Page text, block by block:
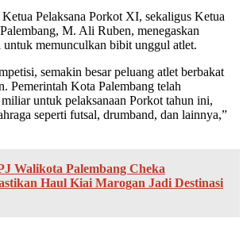
Pelaksana Porkot XI, sekaligus Ketua
M. Ali Ruben, menegaskan
memunculkan bibit unggul atlet.
semakin besar peluang atlet berbakat
Pemerintah Kota Palembang telah
untuk pelaksanaan Porkot tahun ini,
seperti futsal, drumband, dan lainnya,”
Walikota Palembang Cheka
Haul Kiai Marogan Jadi Destinasi